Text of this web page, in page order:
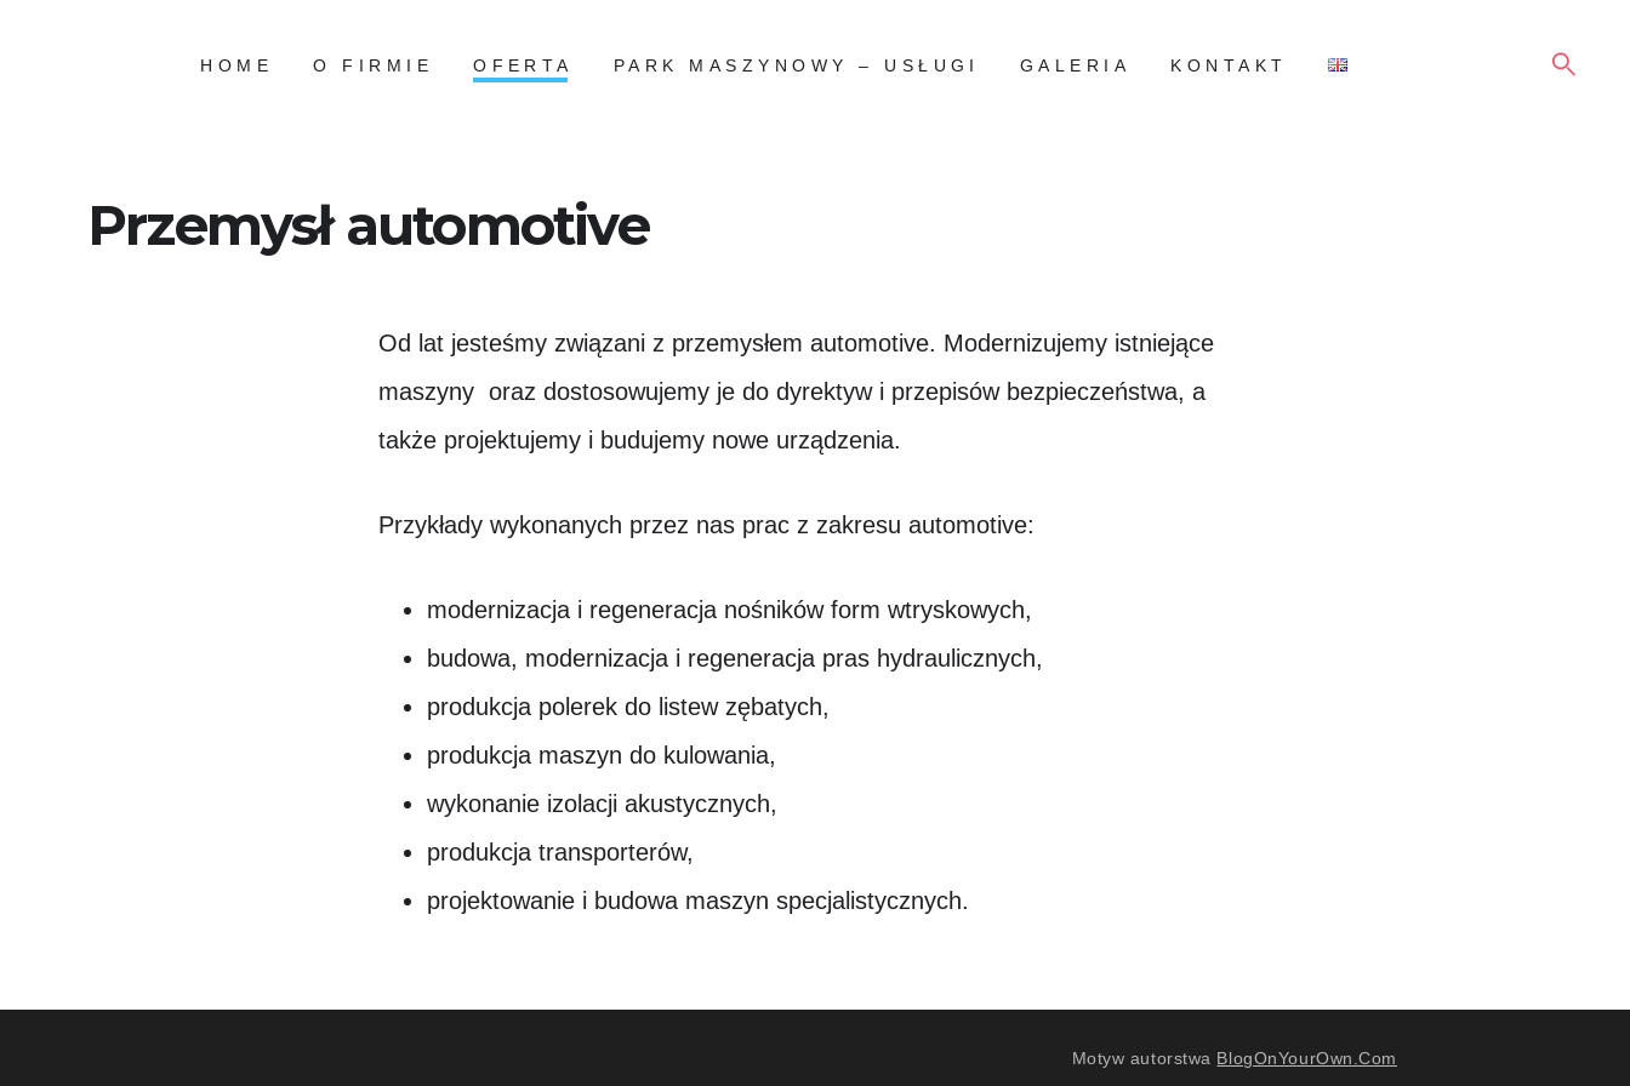
HOME O FIRMIE OFERTA PARK MASZYNOWY – USŁUGI GALERIA KONTAKT SZUKAJ
Przemysł automotive
Od lat jesteśmy związani z przemysłem automotive. Modernizujemy istniejące
maszyny oraz dostosowujemy je do dyrektyw i przepisów bezpieczeństwa, a
także projektujemy i budujemy nowe urządzenia.
Przykłady wykonanych przez nas prac z zakresu automotive:
modernizacja i regeneracja nośników form wtryskowych,
budowa, modernizacja i regeneracja pras hydraulicznych,
produkcja polerek do listew zębatych,
produkcja maszyn do kulowania,
wykonanie izolacji akustycznych,
produkcja transporterów,
projektowanie i budowa maszyn specjalistycznych.
Motyw autorstwa BlogOnYourOwn.Com